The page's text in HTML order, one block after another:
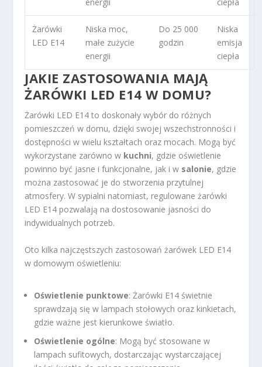
Żarówki
LED E14
Niska moc,
małe zużycie
energii
Do 25 000
godzin
Niska
emisja
ciepła
JAKIE ZASTOSOWANIA MAJĄ
ŻARÓWKI LED E14 W DOMU?
Żarówki LED E14 to doskonały wybór do różnych
pomieszczeń w domu, dzięki swojej wszechstronności i
dostępności w wielu kształtach oraz mocach. Mogą być
wykorzystane zarówno w kuchni, gdzie oświetlenie
powinno być jasne i funkcjonalne, jak i w salonie, gdzie
można zastosować je do stworzenia przytulnej
atmosfery. W sypialni natomiast, regulowane żarówki
LED E14 pozwalają na dostosowanie jasności do
indywidualnych potrzeb.
Oto kilka najczęstszych zastosowań żarówek LED E14
w domowym oświetleniu:
Oświetlenie punktowe: Żarówki E14 świetnie
sprawdzają się w lampach stołowych oraz kinkietach,
gdzie ważne jest kierunkowe światło.
Oświetlenie ogólne: Mogą być stosowane w
lampach sufitowych, dostarczając wystarczającej